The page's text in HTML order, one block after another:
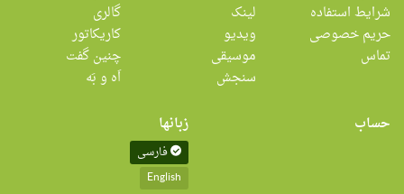
شرایط استفاده
حریم خصوصی
تماس
لینک
ویدیو
موسیقی
سنجش
گالری
کاریکاتور
چنین گفت
اَه و بَه
حساب
زبانها
فارسی
English